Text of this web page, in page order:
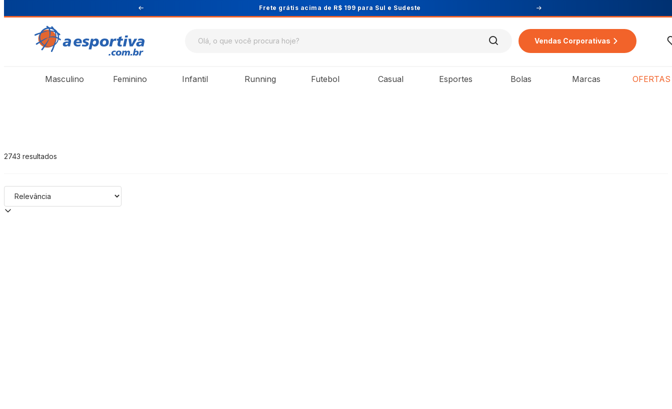
Cupom PRIMEIRA10 para 10% OFF na 1ª compra
Vendas Corporativas
Masculino Feminino Infantil Running Futebol Casual Esportes Bolas Marcas OFERTAS
2743 resultados